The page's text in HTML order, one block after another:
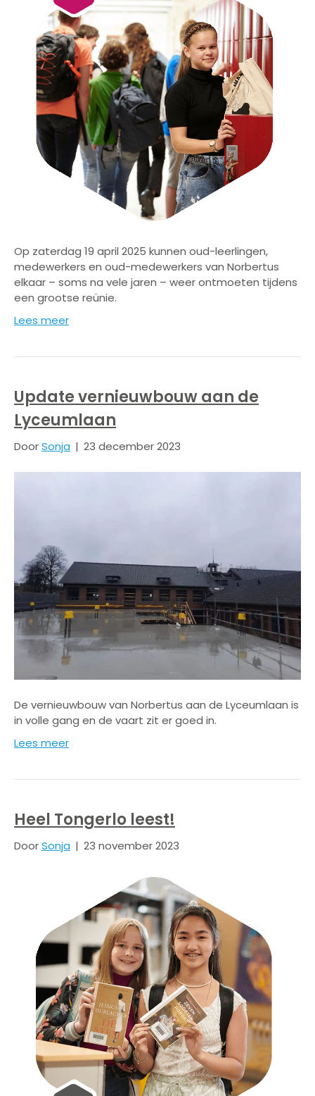
Op zaterdag 19 april 2025 kunnen oud-leerlingen,
medewerkers en oud-medewerkers van Norbertus
elkaar – soms na vele jaren – weer ontmoeten tijdens
een grootse reünie.
Lees meer
Update vernieuwbouw aan de
Lyceumlaan
DoorSonja | 23 december 2023
De vernieuwbouw van Norbertus aan de Lyceumlaan is
in volle gang en de vaart zit er goed in.
Lees meer
Heel Tongerlo leest!
DoorSonja | 23 november 2023